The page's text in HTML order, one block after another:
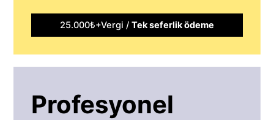
25.000₺+Vergi / Tek seferlik ödeme
Profesyonel